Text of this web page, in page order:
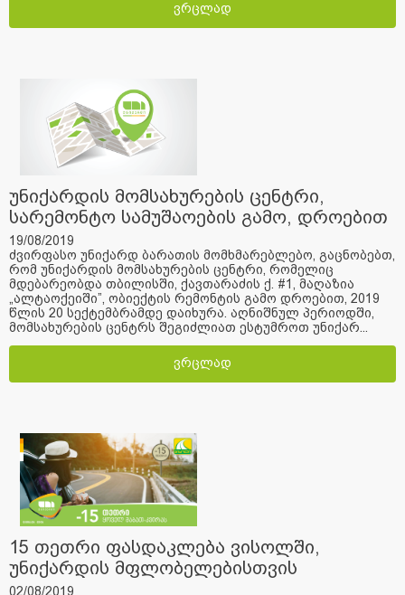
ვრცლად
უნიქარდის მომსახურების ცენტრი,
სარემონტო სამუშაოების გამო, დროებით
იცვლის მდებარეობას
19/08/2019
ძვირფასო უნიქარდ ბარათის მომხმარებლებო, გაცნობებთ,
რომ უნიქარდის მომსახურების ცენტრი, რომელიც
მდებარეობდა თბილისში, ქავთარაძის ქ. #1, მაღაზია
„ალტაოქეიში”, ობიექტის რემონტის გამო დროებით, 2019
წლის 20 სექტემბრამდე დაიხურა. აღნიშნულ პერიოდში,
მომსახურების ცენტრს შეგიძლიათ ესტუმროთ უნიქარ...
ვრცლად
15 თეთრი ფასდაკლება ვისოლში,
უნიქარდის მფლობელებისთვის
02/08/2019